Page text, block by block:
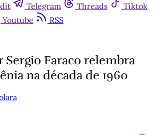
Telegram Threads
Tiktok
Youtube
RSS
Sergio Faraco relembra
na década de 1960